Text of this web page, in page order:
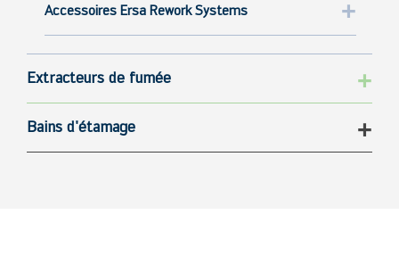
Accessoires Ersa Rework Systems
Extracteurs de fumée
Bains d'étamage